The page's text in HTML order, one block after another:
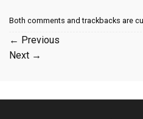
Both comments and trackbacks are
← Previous
Next →